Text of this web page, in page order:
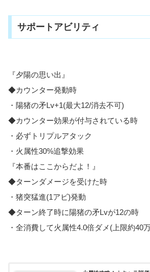
サポートアビリティ
『夕陽の思い出』
◆カウンター発動時
・陽猪の矛Lv+1(最大12/消去不可)
◆カウンター効果が付与されている時
・必ずトリプルアタック
・火属性30%追撃効果
『本番はここからだよ！』
◆ターンダメージを受けた時
・猪突猛進(1アビ)発動
◆ターン終了時に陽猪の矛Lvが12の時
・全消費して火属性4.0倍ダメ(上限約40